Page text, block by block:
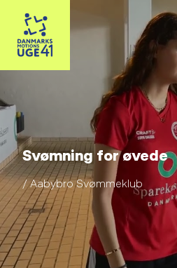
Svømning for øvede
/ Aabybro Svømmeklub